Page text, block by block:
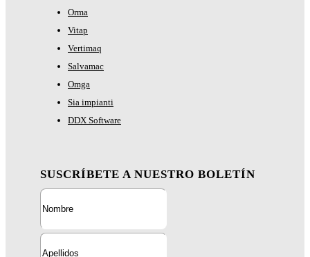
Orma
Vitap
Vertimaq
Salvamac
Omga
Sia impianti
DDX Software
SUSCRÍBETE A NUESTRO BOLETÍN